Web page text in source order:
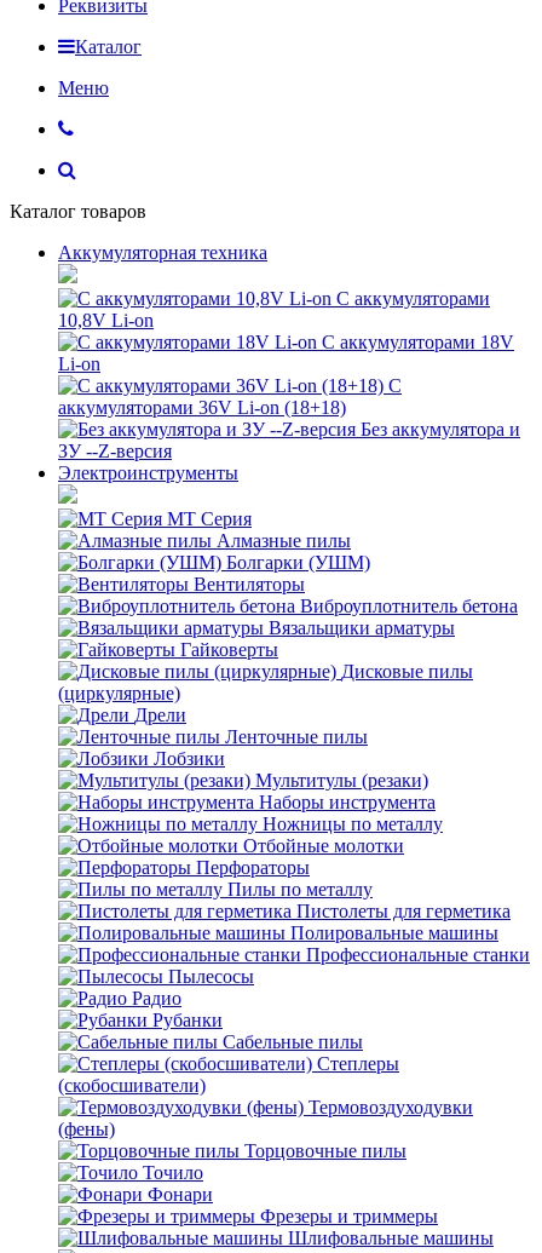
Реквизиты
Каталог
Меню
Каталог товаров
Аккумуляторная техника
С аккумуляторами
10,8V Li-on
С аккумуляторами 18V
Li-on
С
аккумуляторами 36V Li-on (18+18)
Без аккумулятора и
ЗУ --Z-версия
Электроинструменты
MT Серия
Алмазные пилы
Болгарки (УШМ)
Вентиляторы
Виброуплотнитель бетона
Вязальщики арматуры
Гайковерты
Дисковые пилы
(циркулярные)
Дрели
Ленточные пилы
Лобзики
Мультитулы (резаки)
Наборы инструмента
Ножницы по металлу
Отбойные молотки
Перфораторы
Пилы по металлу
Пистолеты для герметика
Полировальные машины
Профессиональные станки
Пылесосы
Радио
Рубанки
Сабельные пилы
Степлеры
(скобосшиватели)
Термовоздуходувки
(фены)
Торцовочные пилы
Точило
Фонари
Фрезеры и триммеры
Шлифовальные машины